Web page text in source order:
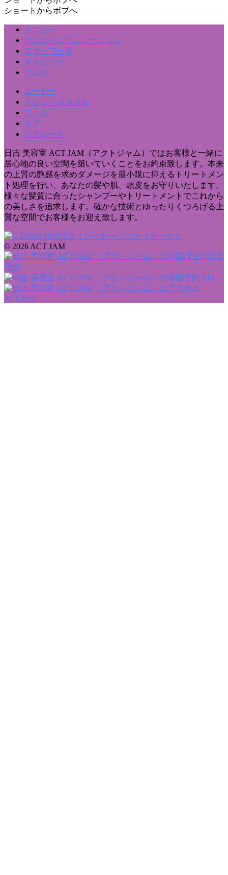
ショートからボブへ
メニュー
サロンインフォメーション
スタッフ一覧
ギャラリー
ブログ
ムービー
トレンドスタイル
コラム
ケア
リクルート
日吉 美容室 ACT JAM（アクトジャム）ではお客様と一緒に
居心地の良い空間を築いていくことをお約束致します。本来
の上質の艶感を求めダメージを最小限に抑えるトリートメン
ト処理を行い、あなたの髪や肌、頭皮をお守りいたします。
様々な髪質に合ったシャンプーやトリートメントでこれから
の美しさを追求します。確かな技術とゆったりくつろげる上
質な空間でお客様をお迎え致します。
© 2026 ACT JAM
WEB
予約
TEL
ACCESS